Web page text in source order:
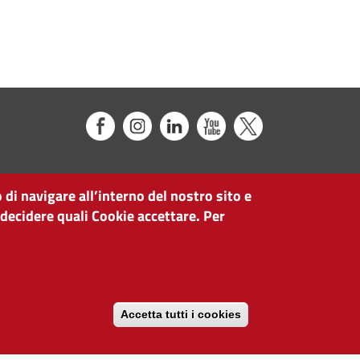
navigare all’interno del nostro sito e
quali Cookie accettare. Per
Accetta tutti i cookies